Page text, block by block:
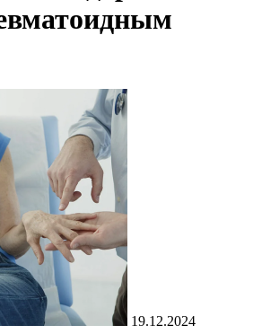
19.12.2024